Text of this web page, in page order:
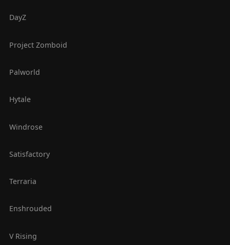
DayZ
Project Zomboid
Palworld
Hytale
Windrose
Satisfactory
Terraria
Enshrouded
V Rising